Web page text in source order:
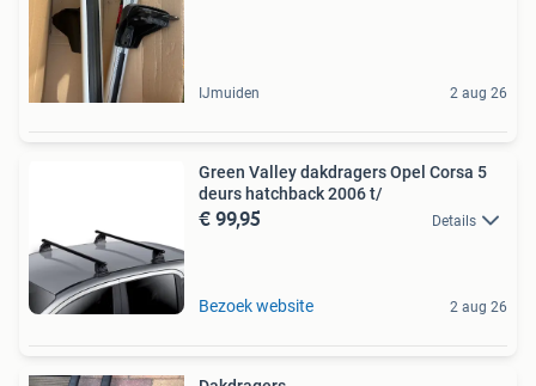
IJmuiden 2 aug 26
Green Valley dakdragers Opel Corsa 5
deurs hatchback 2006 t/
€ 99,95 Details
Bezoek website 2 aug 26